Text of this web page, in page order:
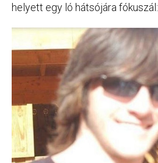
helyett egy ló hátsójára fókuszál: